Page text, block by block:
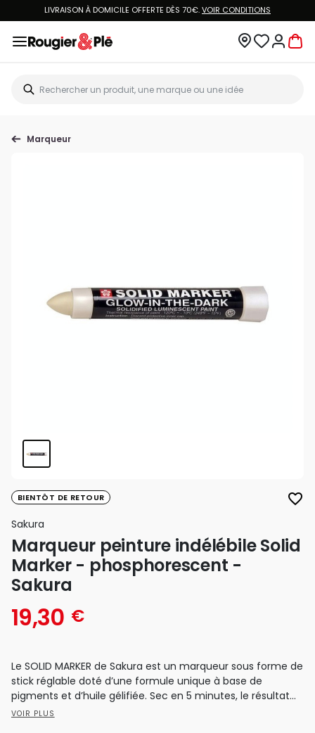
LIVRAISON À DOMICILE OFFERTE DÈS 70€.VOIR CONDITIONS
Marqueur
BIENTÔT DE RETOUR favorite_border
Sakura
Marqueur peinture indélébile Solid
Marker - phosphorescent -
Sakura
19,30 €
Le SOLID MARKER de Sakura est un marqueur sous forme de
stick réglable doté d’une formule unique à base de
pigments et d’huile gélifiée. Sec en 5 minutes, le résultat...
VOIR PLUS